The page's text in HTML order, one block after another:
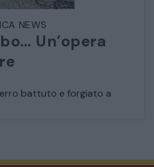
NEWS
Un’opera
battuto e forgiato a